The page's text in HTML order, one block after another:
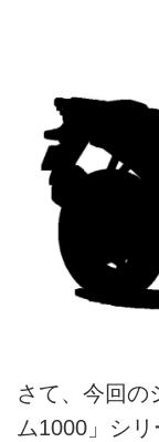
さて、今回の
ム1000」シリ